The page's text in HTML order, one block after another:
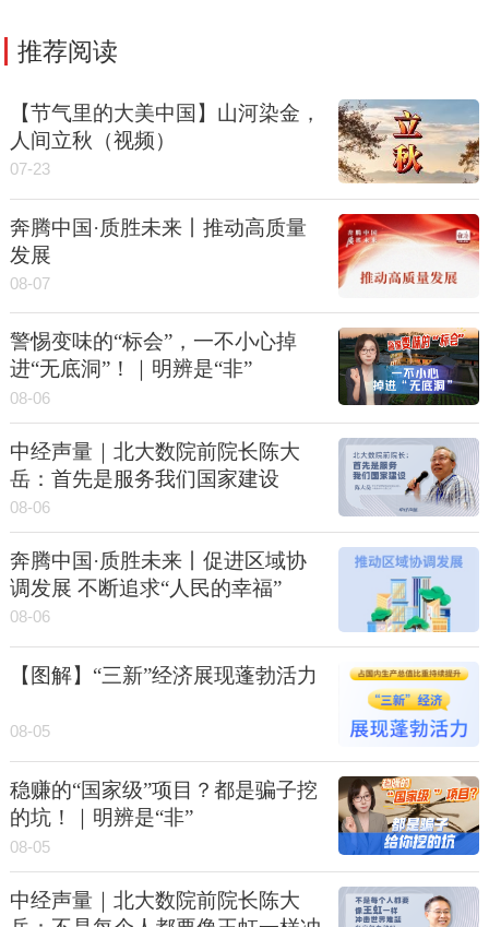
推荐阅读
【节气里的大美中国】山河染金，
人间立秋（视频）
07-23
奔腾中国·质胜未来丨推动高质量
发展
08-07
警惕变味的“标会”，一不小心掉
进“无底洞”！｜明辨是“非”
08-06
中经声量｜北大数院前院长陈大
岳：首先是服务我们国家建设
08-06
奔腾中国·质胜未来丨促进区域协
调发展 不断追求“人民的幸福”
08-06
【图解】“三新”经济展现蓬勃活力
08-05
稳赚的“国家级”项目？都是骗子挖
的坑！｜明辨是“非”
08-05
中经声量｜北大数院前院长陈大